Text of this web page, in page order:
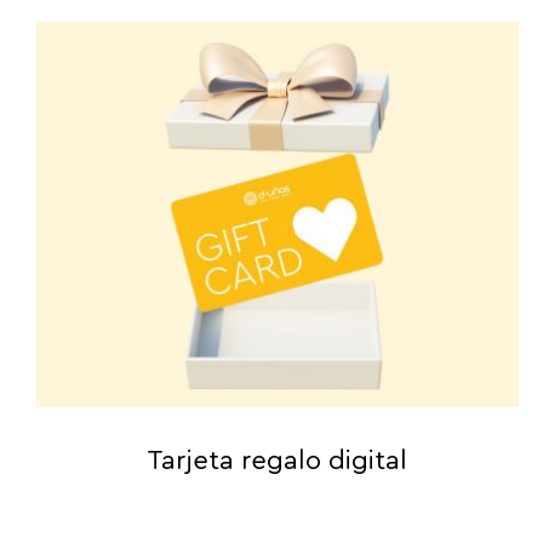
Tarjeta regalo digital